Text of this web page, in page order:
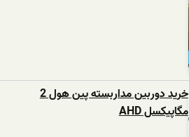
خرید دوربین مداربسته پین هول 2
مگاپیکسل AHD